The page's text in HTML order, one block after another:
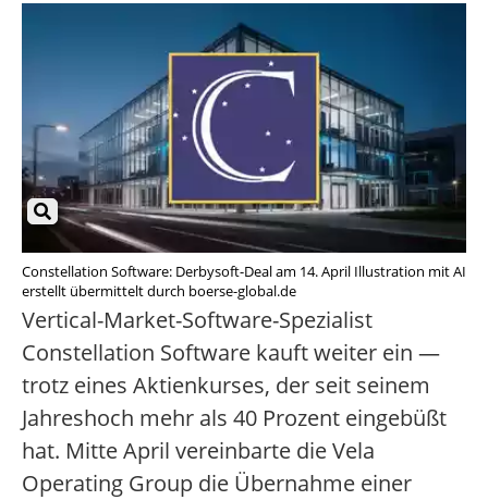
Constellation Software: Derbysoft-Deal am 14. April Illustration mit AI
erstellt übermittelt durch boerse-global.de
Vertical-Market-Software-Spezialist
Constellation Software kauft weiter ein —
trotz eines Aktienkurses, der seit seinem
Jahreshoch mehr als 40 Prozent eingebüßt
hat. Mitte April vereinbarte die Vela
Operating Group die Übernahme einer